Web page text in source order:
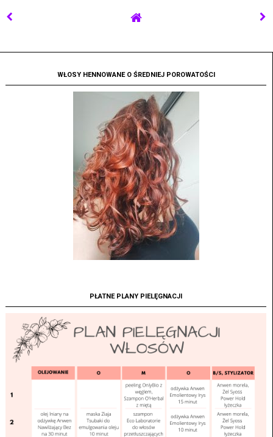
WŁOSY HENNOWANE O ŚREDNIEJ POROWATOŚCI
PŁATNE PLANY PIELĘGNACJI